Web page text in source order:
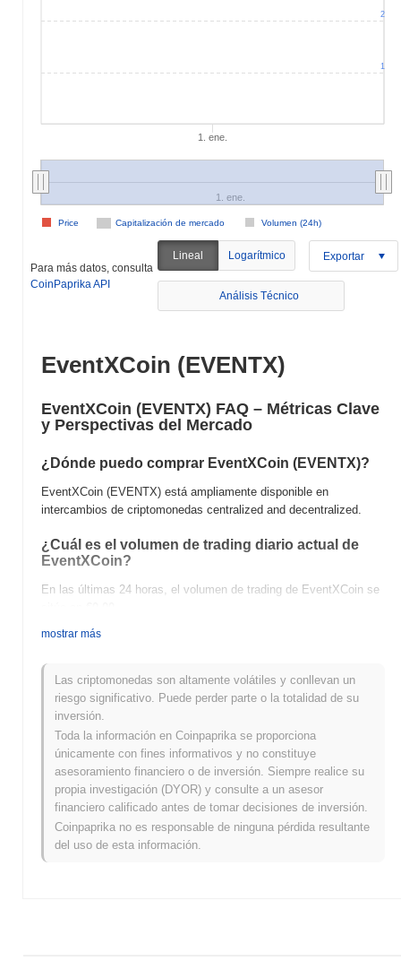
1. ene.
Capitalización de mercado Volumen (24h)
Price
1. ene.
1
2
Para más datos, consulta
CoinPaprika API
Lineal Logarítmico Exportar
Análisis Técnico
EventXCoin (EVENTX)
EventXCoin (EVENTX) FAQ – Métricas Clave
y Perspectivas del Mercado
¿Dónde puedo comprar EventXCoin (EVENTX)?
EventXCoin (EVENTX) está ampliamente disponible en
intercambios de criptomonedas centralized and decentralized.
¿Cuál es el volumen de trading diario actual de
EventXCoin?
En las últimas 24 horas, el volumen de trading de EventXCoin se
¿Cuál es el historial del rango de precios de
Máximo Histórico (ATH): €0.001238
Mínimo Histórico (ATL): €0.00
EventXCoin se negocia actualmente~5.36%por debajo de su
ATH .
¿Cómo se está desempeñando EventXCoin en
comparación con el mercado cripto en general?
En los últimos 7 días, EventXCoin ha ganó
debajo del mercado cripto general que registró una ganancia del
mostrar más
Las criptomonedas son altamente volátiles y conllevan un
riesgo significativo. Puede perder parte o la totalidad de su
inversión.
Toda la información en Coinpaprika se proporciona
únicamente con fines informativos y no constituye
asesoramiento financiero o de inversión. Siempre realice su
propia investigación (DYOR) y consulte a un asesor
financiero calificado antes de tomar decisiones de inversión.
Coinpaprika no es responsable de ninguna pérdida resultante
del uso de esta información.